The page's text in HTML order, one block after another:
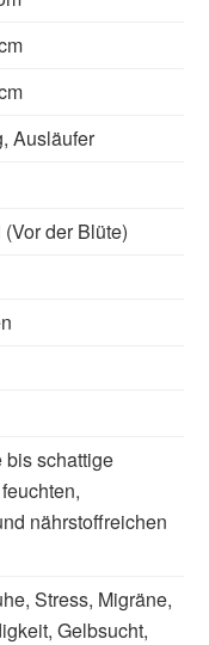
Ausläufer
der Blüte)
bis schattige
nährstoffreichen
Stress, Migräne,
Gelbsucht,